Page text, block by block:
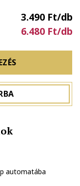
3.490 Ft/db
6.480 Ft/db
automatába